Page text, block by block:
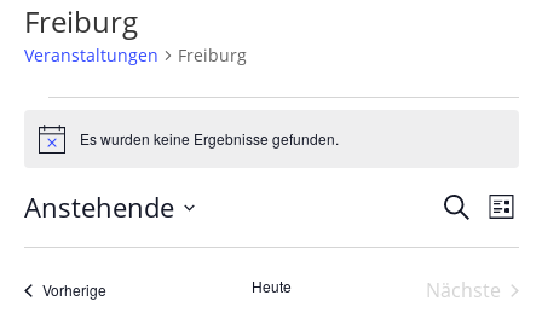
Freiburg
Veranstaltungen Freiburg
HinweisEs wurden keine Ergebnisse gefunden.
Suche
und
SucheListe
Anstehende
Datum
wählen.
VorherigeVeranstaltungen Heute
Nächste